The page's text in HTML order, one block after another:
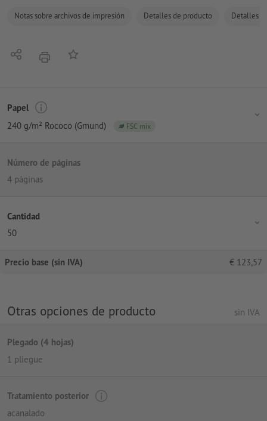
Notas sobre archivos de impresión Detalles de producto Detalles
CompartirimprimirAñadir a lista de favoritos
Papel
240 g/m² Rococo (Gmund)
FSC mix
Número de páginas
4 páginas
Cantidad
50
Precio base (sin IVA) € 123,57
Otras opciones de producto sin IVA
Plegado (4 hojas)
1 pliegue
Tratamiento posterior
acanalado